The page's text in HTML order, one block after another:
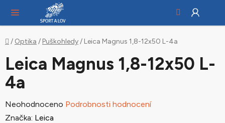
obsah
Domů
/ Optika / Puškohledy/ Leica Magnus 1,8-12x50 L-4a
Leica Magnus 1,8-12x50 L-
4a
Průměrné
hodnocení
Neohodnoceno Podrobnosti hodnocení
Značka: Leica